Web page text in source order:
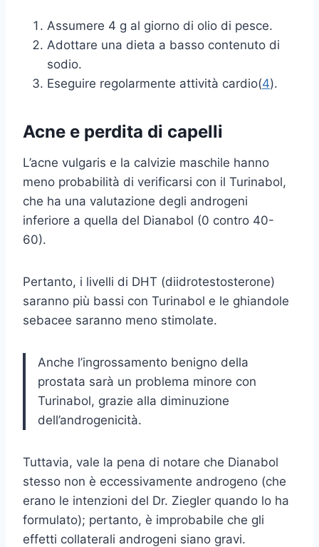
Assumere 4 g al giorno di olio di pesce.
Adottare una dieta a basso contenuto di
sodio.
Eseguire regolarmente attività cardio(4).
Acne e perdita di capelli
L’acne vulgaris e la calvizie maschile hanno
meno probabilità di verificarsi con il Turinabol,
che ha una valutazione degli androgeni
inferiore a quella del Dianabol (0 contro 40-
60).
Pertanto, i livelli di DHT (diidrotestosterone)
saranno più bassi con Turinabol e le ghiandole
sebacee saranno meno stimolate.
Anche l’ingrossamento benigno della
prostata sarà un problema minore con
Turinabol, grazie alla diminuzione
dell’androgenicità.
Tuttavia, vale la pena di notare che Dianabol
stesso non è eccessivamente androgeno (che
erano le intenzioni del Dr. Ziegler quando lo ha
formulato); pertanto, è improbabile che gli
effetti collaterali androgeni siano gravi.